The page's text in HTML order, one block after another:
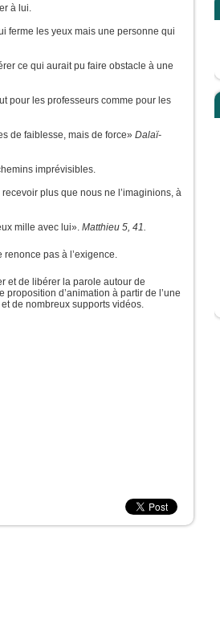
à lui.
ferme les yeux mais une personne qui
ce qui aurait pu faire obstacle à une
pour les professeurs comme pour les
de faiblesse, mais de force» Dalaï-
imprévisibles.
plus que nous ne l’imaginions, à
mille avec lui». Matthieu 5, 41.
pas à l’exigence.
et de libérer la parole autour de
proposition d’animation à partir de l’une
de nombreux supports vidéos.